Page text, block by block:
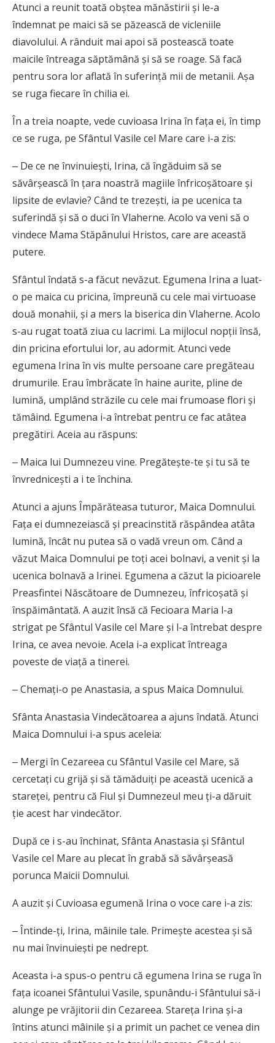
Atunci a reunit toată obștea mănăstirii și le-a
îndemnat pe maici să se păzească de vicleniile
diavolului. A rânduit mai apoi să postească toate
maicile întreaga săptămână și să se roage. Să facă
pentru sora lor aflată în suferință mii de metanii. Așa
se ruga fiecare în chilia ei.
În a treia noapte, vede cuvioasa Irina în fața ei, în timp
ce se ruga, pe Sfântul Vasile cel Mare care i-a zis:
‒ De ce ne învinuiești, Irina, că îngăduim să se
săvârșească în țara noastră magiile înfricoșătoare și
lipsite de evlavie? Când te trezești, ia pe ucenica ta
suferindă și să o duci în Vlaherne. Acolo va veni să o
vindece Mama Stăpânului Hristos, care are această
putere.
Sfântul îndată s-a făcut nevăzut. Egumena Irina a luat-
o pe maica cu pricina, împreună cu cele mai virtuoase
două monahii, și a mers la biserica din Vlaherne. Acolo
s-au rugat toată ziua cu lacrimi. La mijlocul nopții însă,
din pricina efortului lor, au adormit. Atunci vede
egumena Irina în vis multe persoane care pregăteau
drumurile. Erau îmbrăcate în haine aurite, pline de
lumină, umplând străzile cu cele mai frumoase flori și
tămâind. Egumena i-a întrebat pentru ce fac atâtea
pregătiri. Aceia au răspuns:
‒ Maica lui Dumnezeu vine. Pregătește-te și tu să te
învrednicești a i te închina.
Atunci a ajuns Împărăteasa tuturor, Maica Domnului.
Fața ei dumnezeiască și preacinstită răspândea atâta
lumină, încât nu putea să o vadă vreun om. Când a
văzut Maica Domnului pe toți acei bolnavi, a venit și la
ucenica bolnavă a Irinei. Egumena a căzut la picioarele
Preasfintei Născătoare de Dumnezeu, înfricoșată și
înspăimântată. A auzit însă că Fecioara Maria l-a
strigat pe Sfântul Vasile cel Mare și l-a întrebat despre
Irina, ce avea nevoie. Acela i-a explicat întreaga
poveste de viață a tinerei.
‒ Chemați-o pe Anastasia, a spus Maica Domnului.
Sfânta Anastasia Vindecătoarea a ajuns îndată. Atunci
Maica Domnului i-a spus aceleia:
‒ Mergi în Cezareea cu Sfântul Vasile cel Mare, să
cercetați cu grijă și să tămăduiți pe această ucenică a
stareței, pentru că Fiul și Dumnezeul meu ți-a dăruit
ție acest har vindecător.
După ce i s-au închinat, Sfânta Anastasia și Sfântul
Vasile cel Mare au plecat în grabă să săvârșeasă
porunca Maicii Domnului.
A auzit și Cuvioasa egumenă Irina o voce care i-a zis:
‒ Întinde-ți, Irina, mâinile tale. Primește acestea și să
nu mai învinuiești pe nedrept.
Aceasta i-a spus-o pentru că egumena Irina se ruga în
fața icoanei Sfântului Vasile, spunându-i Sfântului să-i
alunge pe vrăjitorii din Cezareea. Stareța Irina și-a
întins atunci mâinile și a primit un pachet ce venea din